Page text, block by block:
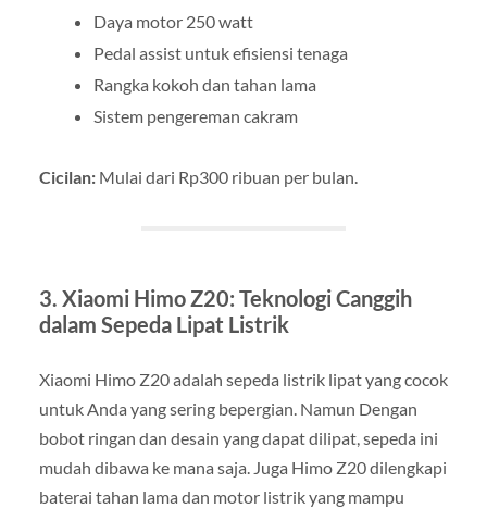
Daya motor 250 watt
Pedal assist untuk efisiensi tenaga
Rangka kokoh dan tahan lama
Sistem pengereman cakram
Cicilan:Mulai dari Rp300 ribuan per bulan.
3. Xiaomi Himo Z20: Teknologi Canggih
dalam Sepeda Lipat Listrik
Xiaomi Himo Z20 adalah sepeda listrik lipat yang cocok
untuk Anda yang sering bepergian. Namun Dengan
bobot ringan dan desain yang dapat dilipat, sepeda ini
mudah dibawa ke mana saja. Juga Himo Z20 dilengkapi
baterai tahan lama dan motor listrik yang mampu